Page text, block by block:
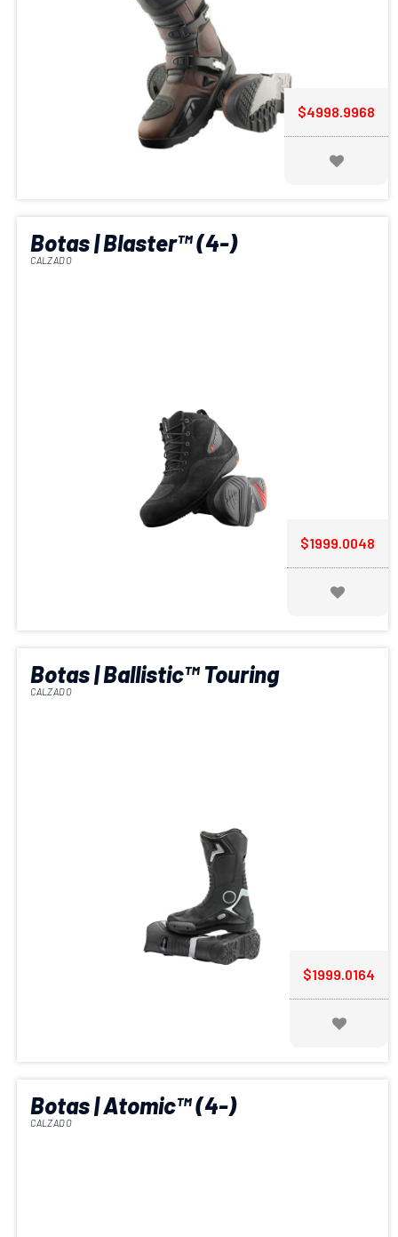
$4998.9968
Botas | Blaster™ (4-)
CALZADO
$1999.0048
Botas | Ballistic™ Touring
CALZADO
$1999.0164
Botas | Atomic™ (4-)
CALZADO